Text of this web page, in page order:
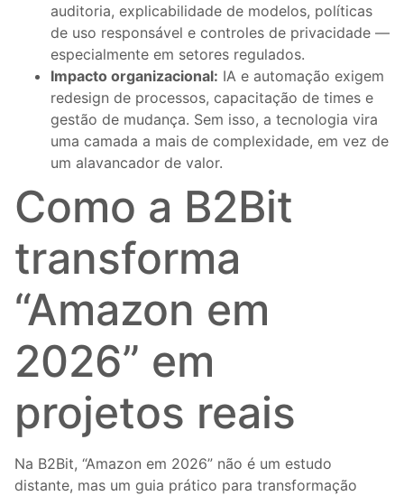
auditoria, explicabilidade de modelos, políticas
de uso responsável e controles de privacidade —
especialmente em setores regulados.
Impacto organizacional: IA e automação exigem
redesign de processos, capacitação de times e
gestão de mudança. Sem isso, a tecnologia vira
uma camada a mais de complexidade, em vez de
um alavancador de valor.
Como a B2Bit
transforma
“Amazon em
2026” em
projetos reais
Na B2Bit, “Amazon em 2026” não é um estudo
distante, mas um guia prático para transformação